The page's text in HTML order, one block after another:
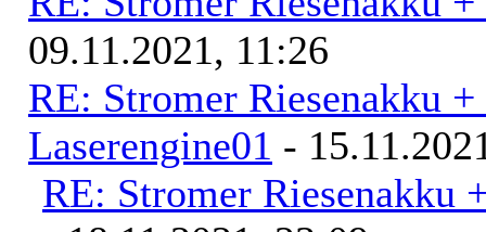
09.11.2021, 11:26
RE: Stromer Riesenakku
Laserengine01 -
RE: Stromer Riesenakku